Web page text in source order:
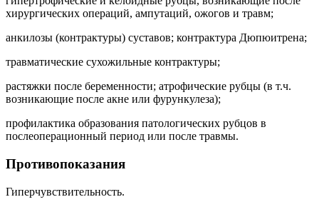
хирургических операций, ампутаций, ожогов и травм;
анкилозы (контрактуры) суставов; контрактура Дюпюитрена;
травматические сухожильные контрактуры;
растяжки после беременности; атрофические рубцы (в т.ч.
возникающие после акне или фурункулеза);
профилактика образования патологических рубцов в
послеоперационный период или после травмы.
Противопоказания
Гиперчувствительность.